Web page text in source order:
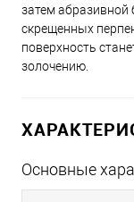
затем абразивной
скрещенных
поверхность
золочению.
Основные